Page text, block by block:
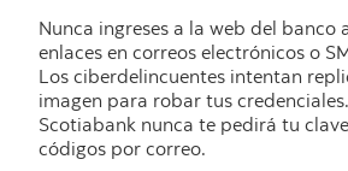
Nunca ingreses a la web del banco
enlaces en correos electrónicos o
Los ciberdelincuentes intentan
imagen para robar tus
Scotiabank nunca te pedirá tu
códigos por correo.